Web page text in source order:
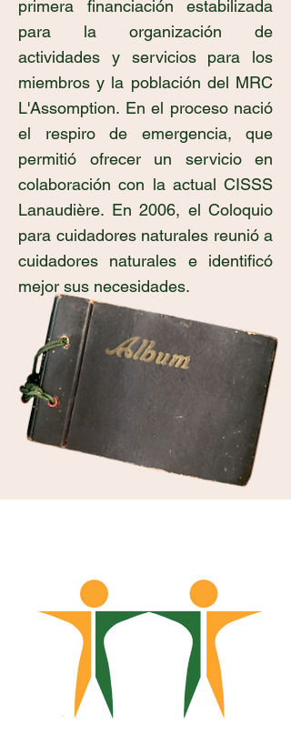
primera financiación estabilizada
para la organización de
actividades y servicios para los
miembros y la población del MRC
L'Assomption. En el proceso nació
el respiro de emergencia, que
permitió ofrecer un servicio en
colaboración con la actual CISSS
Lanaudière. En 2006, el Coloquio
para cuidadores naturales reunió a
cuidadores naturales e identificó
mejor sus necesidades.